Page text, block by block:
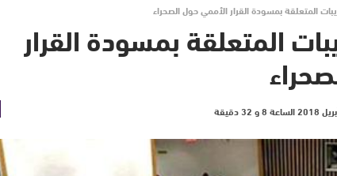
المتعلقة بمسودة القرار الأممي حول الصحراء
المتعلقة بمسودة القرار